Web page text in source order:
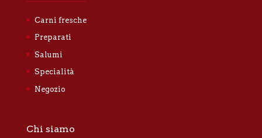
Carni fresche
Preparati
Salumi
Specialità
Negozio
Chi siamo